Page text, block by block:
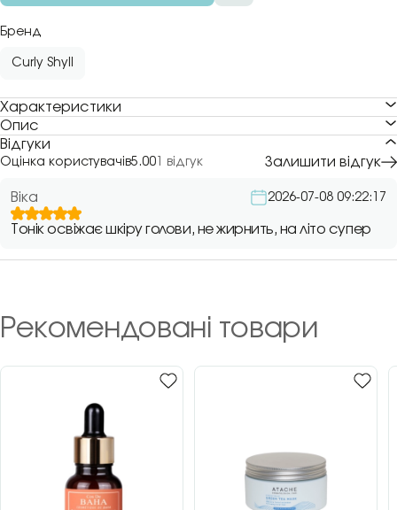
Бренд
Curly Shyll
Характеристики
Опис
Відгуки
Оцінка користувачів5.00 1 відгук Залишити відгук
Віка 2026-07-08 09:22:17
Тонік освіжає шкіру голови, не жирнить, на літо супер
Рекомендовані товари